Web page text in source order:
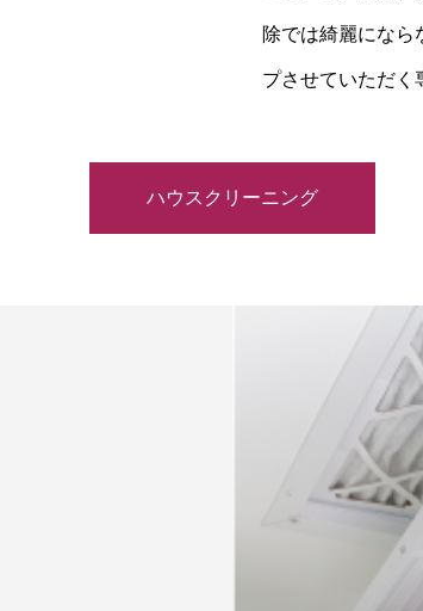
除では綺麗になら
プさせていただく
ハウスクリーニング